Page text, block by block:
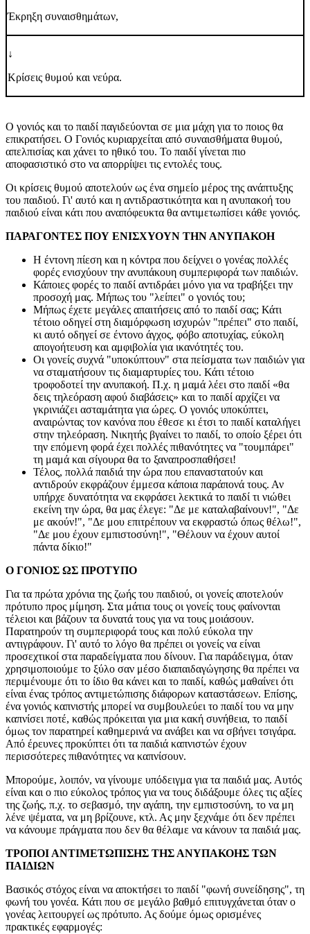
Έκρηξη συναισθημάτων,
↓
Κρίσεις θυμού και νεύρα.
Ο γονιός και το παιδί παγιδεύονται σε μια μάχη για το ποιος θα
επικρατήσει. Ο Γονιός κυριαρχείται από συναισθήματα θυμού,
απελπισίας και χάνει το ηθικό του. Το παιδί γίνεται πιο
αποφασιστικό στο να απορρίψει τις εντολές τους.
Οι κρίσεις θυμού αποτελούν ως ένα σημείο μέρος της ανάπτυξης
του παιδιού. Γι' αυτό και η αντιδραστικότητα και η ανυπακοή του
παιδιού είναι κάτι που αναπόφευκτα θα αντιμετωπίσει κάθε γονιός.
ΠΑΡΑΓΟΝΤΕΣ ΠΟΥ ΕΝΙΣΧΥΟΥΝ ΤΗΝ ΑΝΥΠΑΚΟΗ
Η έντονη πίεση και η κόντρα που δείχνει ο γονέας πολλές
φορές ενισχύουν την ανυπάκουη συμπεριφορά των παιδιών.
Κάποιες φορές το παιδί αντιδράει μόνο για να τραβήξει την
προσοχή μας. Μήπως του "λείπει" ο γονιός του;
Μήπως έχετε μεγάλες απαιτήσεις από το παιδί σας; Κάτι
τέτοιο οδηγεί στη διαμόρφωση ισχυρών "πρέπει" στο παιδί,
κι αυτό οδηγεί σε έντονο άγχος, φόβο αποτυχίας, εύκολη
απογοήτευση και αμφιβολία για ικανότητές του.
Οι γονείς συχνά "υποκύπτουν" στα πείσματα των παιδιών για
να σταματήσουν τις διαμαρτυρίες του. Κάτι τέτοιο
τροφοδοτεί την ανυπακοή. Π.χ. η μαμά λέει στο παιδί «θα
δεις τηλεόραση αφού διαβάσεις» και το παιδί αρχίζει να
γκρινιάζει ασταμάτητα για ώρες. Ο γονιός υποκύπτει,
αναιρώντας τον κανόνα που έθεσε κι έτσι το παιδί καταλήγει
στην τηλεόραση. Νικητής βγαίνει το παιδί, το οποίο ξέρει ότι
την επόμενη φορά έχει πολλές πιθανότητες να "τουμπάρει"
τη μαμά και σίγουρα θα το ξαναπροσπαθήσει!
Τέλος, πολλά παιδιά την ώρα που επαναστατούν και
αντιδρούν εκφράζουν έμμεσα κάποια παράπονά τους. Αν
υπήρχε δυνατότητα να εκφράσει λεκτικά το παιδί τι νιώθει
εκείνη την ώρα, θα μας έλεγε: "Δε με καταλαβαίνουν!", "Δε
με ακούν!", "Δε μου επιτρέπουν να εκφραστώ όπως θέλω!",
"Δε μου έχουν εμπιστοσύνη!", "Θέλουν να έχουν αυτοί
πάντα δίκιο!"
Ο ΓΟΝΙΟΣ ΩΣ ΠΡΟΤΥΠΟ
Για τα πρώτα χρόνια της ζωής του παιδιού, οι γονείς αποτελούν
πρότυπο προς μίμηση. Στα μάτια τους οι γονείς τους φαίνονται
τέλειοι και βάζουν τα δυνατά τους για να τους μοιάσουν.
Παρατηρούν τη συμπεριφορά τους και πολύ εύκολα την
αντιγράφουν. Γι' αυτό το λόγο θα πρέπει οι γονείς να είναι
προσεχτικοί στα παραδείγματα που δίνουν. Για παράδειγμα, όταν
χρησιμοποιούμε το ξύλο σαν μέσο διαπαιδαγώγησης θα πρέπει να
περιμένουμε ότι το ίδιο θα κάνει και το παιδί, καθώς μαθαίνει ότι
είναι ένας τρόπος αντιμετώπισης διάφορων καταστάσεων. Επίσης,
ένα γονιός καπνιστής μπορεί να συμβουλεύει το παιδί του να μην
καπνίσει ποτέ, καθώς πρόκειται για μια κακή συνήθεια, το παιδί
όμως τον παρατηρεί καθημερινά να ανάβει και να σβήνει τσιγάρα.
Από έρευνες προκύπτει ότι τα παιδιά καπνιστών έχουν
περισσότερες πιθανότητες να καπνίσουν.
Μπορούμε, λοιπόν, να γίνουμε υπόδειγμα για τα παιδιά μας. Αυτός
είναι και ο πιο εύκολος τρόπος για να τους διδάξουμε όλες τις αξίες
της ζωής, π.χ. το σεβασμό, την αγάπη, την εμπιστοσύνη, το να μη
λένε ψέματα, να μη βρίζουνε, κτλ. Ας μην ξεχνάμε ότι δεν πρέπει
να κάνουμε πράγματα που δεν θα θέλαμε να κάνουν τα παιδιά μας.
ΤΡΟΠΟΙ ΑΝΤΙΜΕΤΩΠΙΣΗΣ ΤΗΣ ΑΝΥΠΑΚΟΗΣ ΤΩΝ
ΠΑΙΔΙΩΝ
Βασικός στόχος είναι να αποκτήσει το παιδί "φωνή συνείδησης", τη
φωνή του γονέα. Κάτι που σε μεγάλο βαθμό επιτυγχάνεται όταν ο
γονέας λειτουργεί ως πρότυπο. Ας δούμε όμως ορισμένες
πρακτικές εφαρμογές: